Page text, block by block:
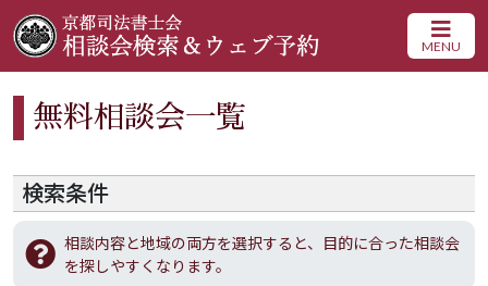
MENU
無料相談会一覧
検索条件
相談内容と地域の両方を選択すると、目的に合った相談会
を探しやすくなります。